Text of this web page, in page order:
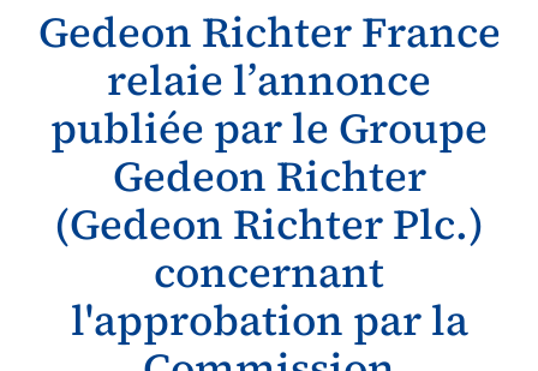
Gedeon Richter France
relaie l’annonce
publiée par le Groupe
Gedeon Richter
(Gedeon Richter Plc.)
concernant
l'approbation par la